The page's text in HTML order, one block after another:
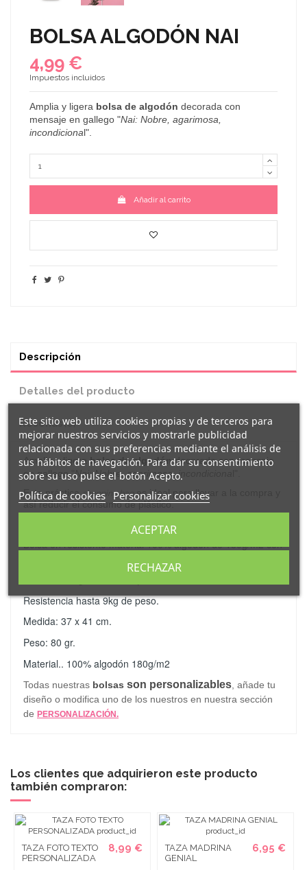
BOLSA ALGODÓN NAI
4,99 €
Impuestos incluidos
Amplia y ligera bolsa de algodón decorada con
mensaje en gallego "Nai: Nobre agarimosa
incondicional".
Añadir al carrito
Descripción
Detalles del producto
Reseñas(0)
Ampliay ligerabolsa de algodóndecoradacon mensaje
en gallego "Nai:Nobre,agarimosa, incondiciona
Esta prácticashopping bages ideal para llevar a la compra y
así reducir el consumo de plástico.
Bolsa en resistente material 100% algodón de 180g/m2 con
Resistencia hasta 9kg de peso.
Medida: 37 x 41 cm.
Peso: 80 gr.
Material.. 100% algodón 180g/m2
Todas nuestras bolsas son personalizables, añade tu
diseño o modifica uno de los nuestros en nuestra sección
de PERSONALIZACIÓN.
Los clientes que adquirieron este producto
también compraron:
TAZA FOTO TEXTO
PERSONALIZADA
8,99 €
TAZA MADRINA
GENIAL
6,95 €
Este sitio web utiliza cookies propias y de terceros para
mejorar nuestros servicios y mostrarle publicidad
relacionada con sus preferencias mediante el análisis de
sus hábitos de navegación. Para dar su consentimiento
sobre su uso pulse el botón Acepto.
Política de cookies Personalizar cookies
RECHAZAR
ACEPTAR